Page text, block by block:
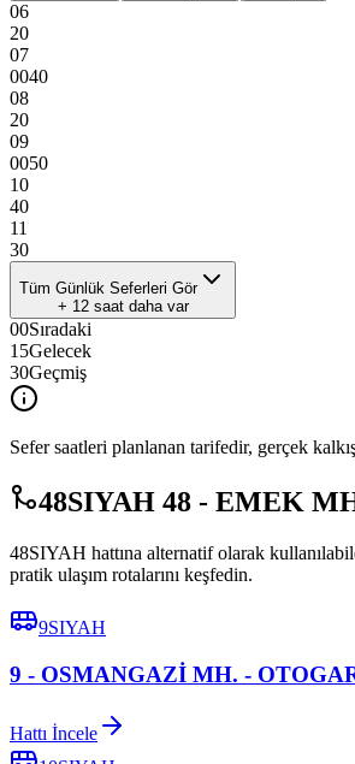
06
20
07
0040
08
20
09
0050
10
40
11
30
Tüm Günlük Seferleri Gör
+ 12saat daha var
00Sıradaki
15Gelecek
30Geçmiş
Sefer saatleri planlanan tarifedir, gerçek
48SIYAH 48 - EMEK
48SIYAH hattına alternatif olarak
pratik ulaşım rotalarını keşfedin.
9SIYAH
9 - OSMANGAZİ MH. -
Hattı İncele